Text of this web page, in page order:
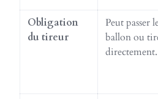
Obligation
du tireur
Peut passer
ballon ou
directement.